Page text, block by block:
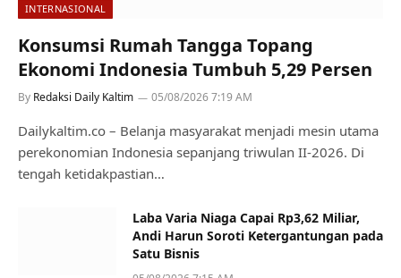
INTERNASIONAL
Konsumsi Rumah Tangga Topang
Ekonomi Indonesia Tumbuh 5,29 Persen
By Redaksi Daily Kaltim 05/08/2026 7:19 AM
Dailykaltim.co – Belanja masyarakat menjadi mesin utama
perekonomian Indonesia sepanjang triwulan II-2026. Di
tengah ketidakpastian…
Laba Varia Niaga Capai Rp3,62 Miliar,
Andi Harun Soroti Ketergantungan pada
Satu Bisnis